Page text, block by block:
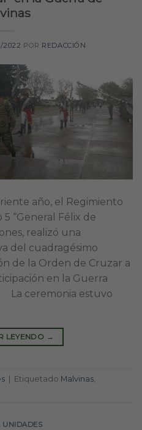
2022 POR REDACCIÓN
año, el Regimiento
“General Félix de
realizó una
del cuadragésimo
de la Orden de Cruzar a
en la Guerra
ceremonia estuvo
LEYENDO →
| Etiquetado Malvinas
UNIDADES